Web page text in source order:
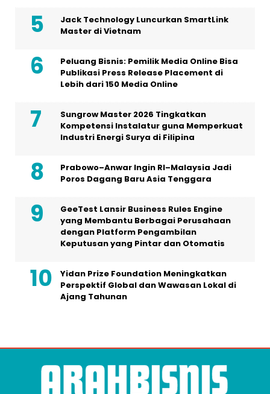
Jack Technology Luncurkan SmartLink
Master di Vietnam
Peluang Bisnis: Pemilik Media Online Bisa
Publikasi Press Release Placement di
Lebih dari 150 Media Online
Sungrow Master 2026 Tingkatkan
Kompetensi Instalatur guna Memperkuat
Industri Energi Surya di Filipina
Prabowo–Anwar Ingin RI–Malaysia Jadi
Poros Dagang Baru Asia Tenggara
GeeTest Lansir Business Rules Engine
yang Membantu Berbagai Perusahaan
dengan Platform Pengambilan
Keputusan yang Pintar dan Otomatis
Yidan Prize Foundation Meningkatkan
Perspektif Global dan Wawasan Lokal di
Ajang Tahunan